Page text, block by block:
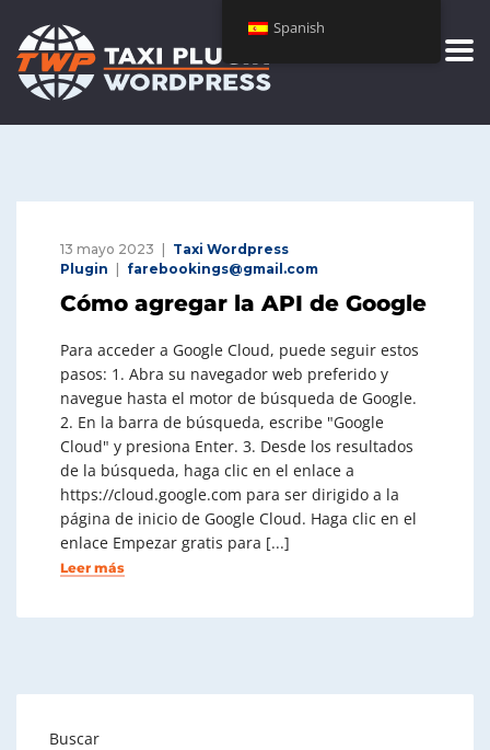
13 mayo 2023
Taxi Wordpress
Plugin
farebookings@gmail.com
Cómo agregar la API de Google
Para acceder a Google Cloud, puede seguir estos
pasos: 1. Abra su navegador web preferido y
navegue hasta el motor de búsqueda de Google.
2. En la barra de búsqueda, escribe "Google
Cloud" y presiona Enter. 3. Desde los resultados
de la búsqueda, haga clic en el enlace a
https://cloud.google.com para ser dirigido a la
página de inicio de Google Cloud. Haga clic en el
enlace Empezar gratis para [...]
Leer más
Buscar
Spanish